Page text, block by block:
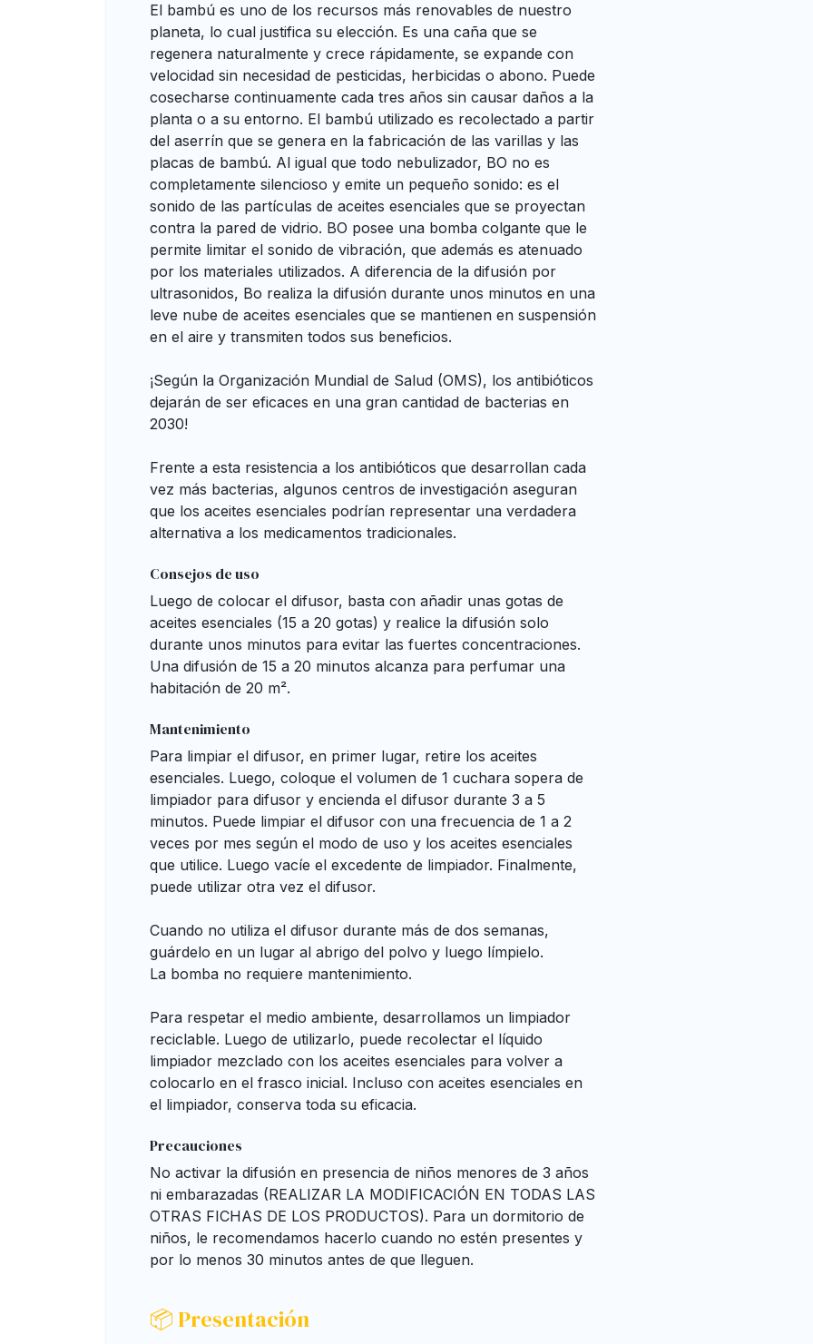
El bambú es uno de los recursos más renovables de nuestro
planeta, lo cual justifica su elección. Es una caña que se
regenera naturalmente y crece rápidamente, se expande con
velocidad sin necesidad de pesticidas, herbicidas o abono. Puede
cosecharse continuamente cada tres años sin causar daños a la
planta o a su entorno. El bambú utilizado es recolectado a partir
del aserrín que se genera en la fabricación de las varillas y las
placas de bambú. Al igual que todo nebulizador, BO no es
completamente silencioso y emite un pequeño sonido: es el
sonido de las partículas de aceites esenciales que se proyectan
contra la pared de vidrio. BO posee una bomba colgante que le
permite limitar el sonido de vibración, que además es atenuado
por los materiales utilizados. A diferencia de la difusión por
ultrasonidos, Bo realiza la difusión durante unos minutos en una
leve nube de aceites esenciales que se mantienen en suspensión
en el aire y transmiten todos sus beneficios.
¡Según la Organización Mundial de Salud (OMS), los antibióticos
dejarán de ser eficaces en una gran cantidad de bacterias en
2030!
Frente a esta resistencia a los antibióticos que desarrollan cada
vez más bacterias, algunos centros de investigación aseguran
que los aceites esenciales podrían representar una verdadera
alternativa a los medicamentos tradicionales.
Consejos de uso
Luego de colocar el difusor, basta con añadir unas gotas de
aceites esenciales (15 a 20 gotas) y realice la difusión solo
durante unos minutos para evitar las fuertes concentraciones.
Una difusión de 15 a 20 minutos alcanza para perfumar una
habitación de 20 m².
Mantenimiento
Para limpiar el difusor, en primer lugar, retire los aceites
esenciales. Luego, coloque el volumen de 1 cuchara sopera de
limpiador para difusor y encienda el difusor durante 3 a 5
minutos. Puede limpiar el difusor con una frecuencia de 1 a 2
veces por mes según el modo de uso y los aceites esenciales
que utilice. Luego vacíe el excedente de limpiador. Finalmente,
puede utilizar otra vez el difusor.
Cuando no utiliza el difusor durante más de dos semanas,
guárdelo en un lugar al abrigo del polvo y luego límpielo.
La bomba no requiere mantenimiento.
Para respetar el medio ambiente, desarrollamos un limpiador
reciclable. Luego de utilizarlo, puede recolectar el líquido
limpiador mezclado con los aceites esenciales para volver a
colocarlo en el frasco inicial. Incluso con aceites esenciales en
el limpiador, conserva toda su eficacia.
Precauciones
No activar la difusión en presencia de niños menores de 3 años
ni embarazadas (REALIZAR LA MODIFICACIÓN EN TODAS LAS
OTRAS FICHAS DE LOS PRODUCTOS). Para un dormitorio de
niños, le recomendamos hacerlo cuando no estén presentes y
por lo menos 30 minutos antes de que lleguen.
📦 Presentación